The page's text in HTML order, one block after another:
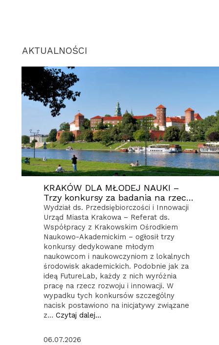
AKTUALNOŚCI
KRAKÓW DLA MŁODEJ NAUKI –
Trzy konkursy za badania na rzecz
rozwoju miasta
Wydział ds. Przedsiębiorczości i Innowacji
Urząd Miasta Krakowa – Referat ds.
Współpracy z Krakowskim Ośrodkiem
Naukowo-Akademickim – ogłosił trzy
konkursy dedykowane młodym
naukowcom i naukowczyniom z lokalnych
środowisk akademickich. Podobnie jak za
ideą FutureLab, każdy z nich wyróżnia
pracę na rzecz rozwoju i innowacji. W
wypadku tych konkursów szczególny
nacisk postawiono na inicjatywy związane
z… Czytaj dalej…
06.07.2026